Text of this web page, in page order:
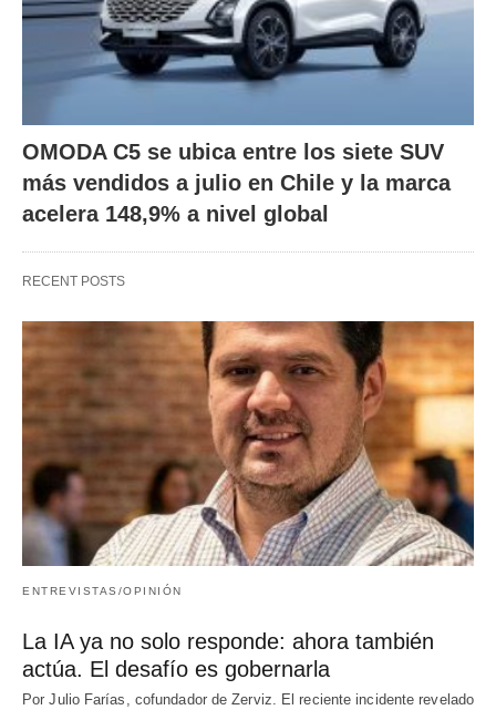
OMODA C5 se ubica entre los siete SUV
más vendidos a julio en Chile y la marca
acelera 148,9% a nivel global
RECENT POSTS
ENTREVISTAS/OPINIÓN
La IA ya no solo responde: ahora también
actúa. El desafío es gobernarla
Por Julio Farías, cofundador de Zerviz. El reciente incidente revelado